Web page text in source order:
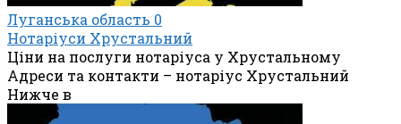
Луганська область 0
Нотаріуси Хрустальний
Ціни на послуги нотаріуса у Хрустальному
Адреси та контакти – нотаріус Хрустальний
Нижче в